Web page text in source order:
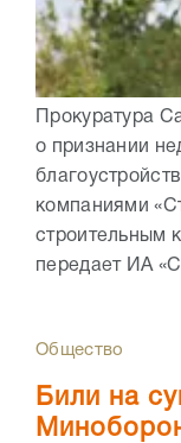
Прокуратура
о признании
компаниями
строительным
передает ИА
Общество
Били на